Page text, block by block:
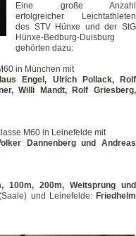
Eine große Anzahl
erfolgreicher Leichtathleten
des STV Hünxe und der StG
Hünxe-Bedburg-Duisburg
gehörten dazu:
in München mit
Engel, Ulrich Pollack, Rolf
Willi Mandt, Rolf Griesberg,
M60 in Leinefelde mit
Dannenberg und Andreas
100m, 200m, Weitsprung und
und Leinefelde: Friedhelm